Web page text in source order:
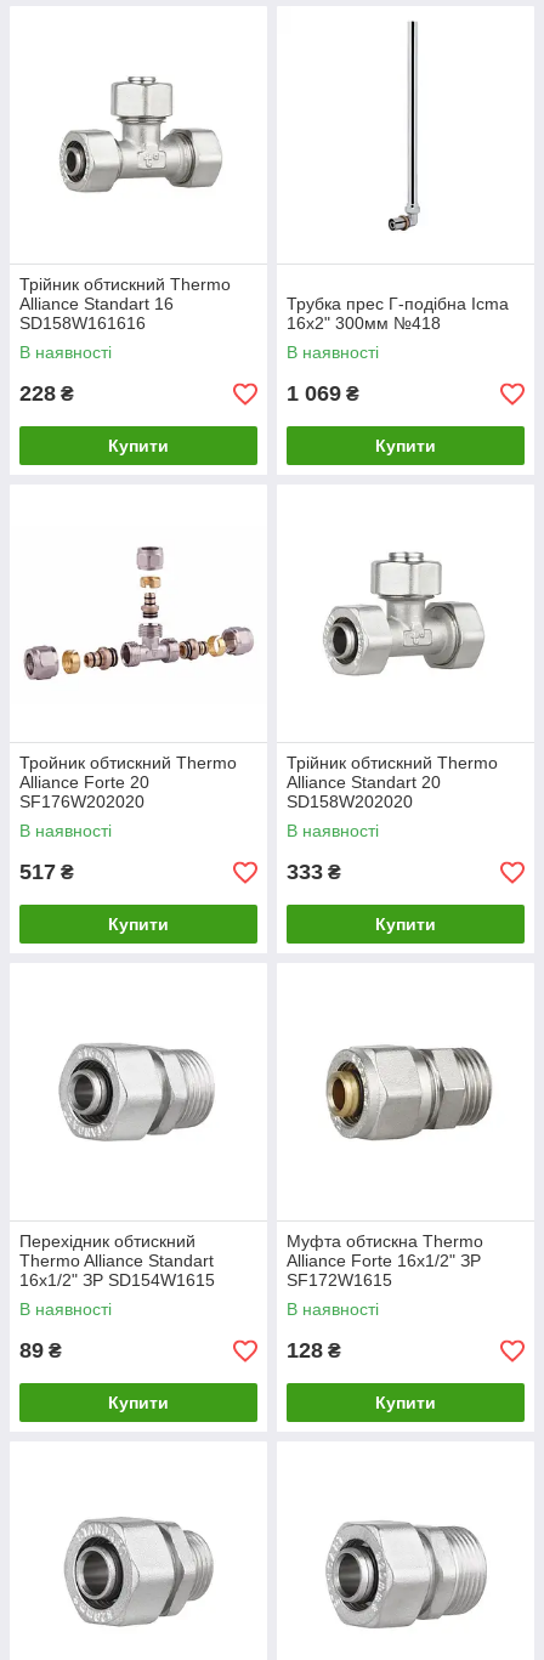
Трійник обтискний Thermo
Alliance Standart 16
SD158W161616
В наявності
228 ₴
Купити
Трубка прес Г-подібна Icma
16х2" 300мм №418
В наявності
1 069 ₴
Купити
Тройник обтискний Thermo
Alliance Forte 20
SF176W202020
В наявності
517 ₴
Купити
Трійник обтискний Thermo
Alliance Standart 20
SD158W202020
В наявності
333 ₴
Купити
Перехідник обтискний
Thermo Alliance Standart
16х1/2" ЗР SD154W1615
В наявності
89 ₴
Купити
Муфта обтискна Thermo
Alliance Forte 16х1/2" ЗР
SF172W1615
В наявності
128 ₴
Купити